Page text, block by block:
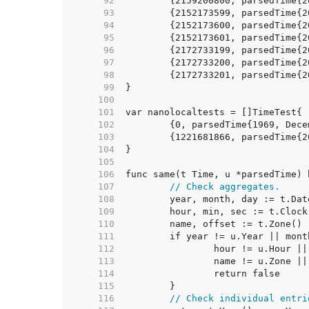
    93
    94
    95
    96
    97
    98
    99
   100
   101
   102
   103
   104
   105
   106
   107
// Check aggregates.
   108
   109
   110
   111
   112
   113
   114
   115
   116
// Check individual